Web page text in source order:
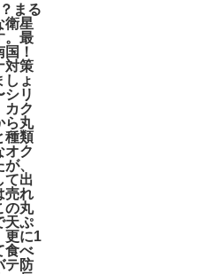
まる
衛星
。最
！
対策
しょ
シリ
カク
ら丸
種類
オク
、
て出
売れ
の丸
天ぷ
更に1
食べ
テ防